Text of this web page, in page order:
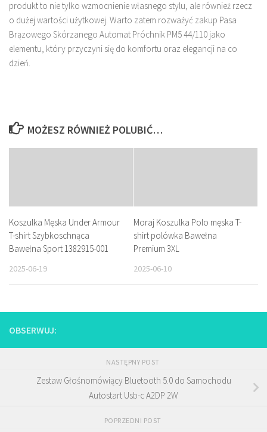
produkt to nie tylko wzmocnienie własnego stylu, ale również rzecz
o dużej wartości użytkowej. Warto zatem rozważyć zakup Pasa
Brązowego Skórzanego Automat Próchnik PM5 44/110 jako
elementu, który przyczyni się do komfortu oraz elegancji na co
dzień.
MOŻESZ RÓWNIEŻ POLUBIĆ…
Koszulka Męska Under Armour
T-shirt Szybkoschnąca
Bawełna Sport 1382915-001
2025-06-19
Moraj Koszulka Polo męska T-
shirt polówka Bawełna
Premium 3XL
2025-06-10
OBSERWUJ:
NASTĘPNY POST
Zestaw Głośnomówiący Bluetooth 5.0 do Samochodu
Autostart Usb-c A2DP 2W
POPRZEDNI POST